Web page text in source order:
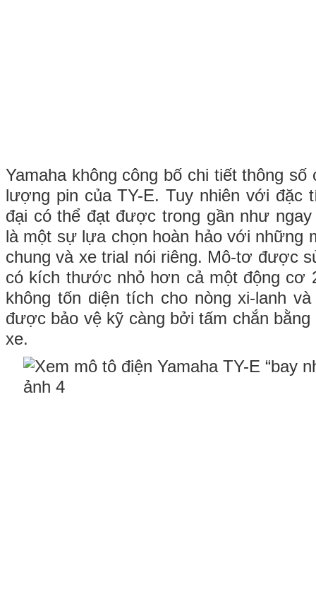
Yamaha không công bố chi tiết thông
lượng pin của TY-E. Tuy nhiên với đặc
đại có thể đạt được trong gần như
là một sự lựa chọn hoàn hảo với những
chung và xe trial nói riêng. Mô-tơ được
có kích thước nhỏ hơn cả một động cơ
không tốn diện tích cho nòng xi-lanh
được bảo vệ kỹ càng bởi tấm chắn
xe.